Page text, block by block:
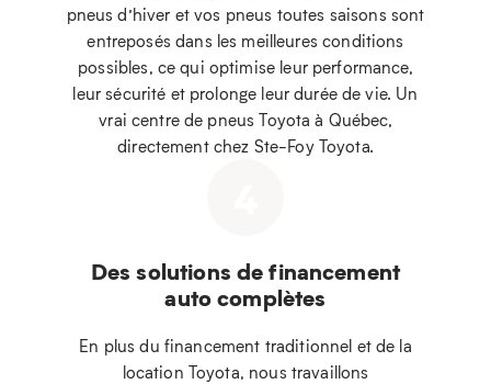
pneus d’hiver et vos pneus toutes saisons sont
entreposés dans les meilleures conditions
possibles, ce qui optimise leur performance,
leur sécurité et prolonge leur durée de vie. Un
vrai centre de pneus Toyota à Québec,
directement chez Ste-Foy Toyota.
Des solutions de financement
auto complètes
En plus du financement traditionnel et de la
location Toyota, nous travaillons